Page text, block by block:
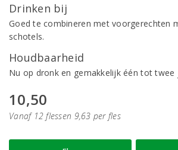
Drinken bij
Goed te combineren met voorgerechten
schotels.
Houdbaarheid
Nu op dronk en gemakkelijk één tot twee
10,50
Vanaf 12 flessen 9,63 per fles